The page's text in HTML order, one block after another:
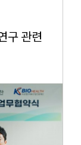
구 관련